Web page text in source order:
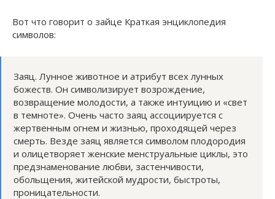
Вот что говорит о зайце Краткая энциклопедия
символов:
Заяц. Лунное животное и атрибут всех лунных
божеств. Он символизирует возрождение,
возвращение молодости, а также интуицию и «свет
в темноте». Очень часто заяц ассоциируется с
жертвенным огнем и жизнью, проходящей через
смерть. Везде заяц является символом плодородия
и олицетворяет женские менструальные циклы, это
предзнаменование любви, застенчивости,
обольщения, житейской мудрости, быстроты,
проницательности.